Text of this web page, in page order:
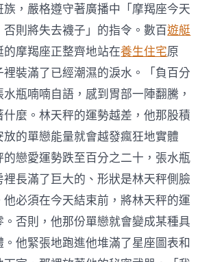
，嚴格遵守著廣播中「摩羯座今天
則將失去襪子」的指令。數百遊艇
的摩羯座正整齊地站在養生住宅原
裝滿了已經潮濕的淚水。「負百分
瓶喃喃自語，感到胃部一陣翻騰，
麼。林天秤的運勢越差，他那股積
的單戀能量就會越發瘋狂地實體
戀愛運勢跌至百分之二十，張水瓶
長滿了巨大的、形狀是林天秤側臉
必須在今天結束前，將林天秤的運
否則，他那份單戀就會變成某種具
他緊張地跑進他堆滿了星座圖表和